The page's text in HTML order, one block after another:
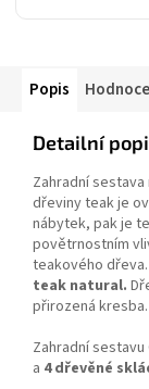
Popis
Detailní
Zahradní
dřeviny teak je
nábytek, pak je
povětrnostním
teakového
teak natural.
přirozená kresba.
Zahradní
a 4 dřevěné